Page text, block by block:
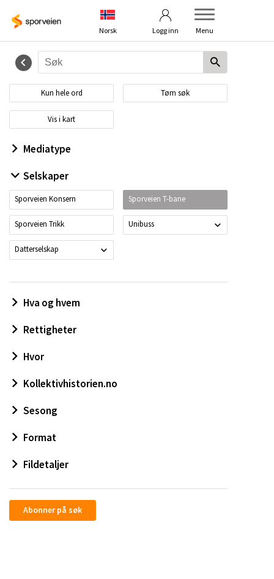
Norsk Logg inn Menu
Kun hele ord Tøm søk
Vis i kart
Mediatype
Selskaper
Sporveien Konsern Sporveien T-bane
Sporveien Trikk Unibuss
Datterselskap
Hva og hvem
Rettigheter
Hvor
Kollektivhistorien.no
Sesong
Format
Fildetaljer
Abonner på søk